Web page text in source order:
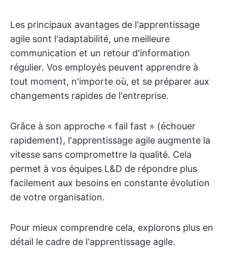
Les principaux avantages de l'apprentissage
agile sont l'adaptabilité, une meilleure
communication et un retour d'information
régulier. Vos employés peuvent apprendre à
tout moment, n'importe où, et se préparer aux
changements rapides de l'entreprise.
Grâce à son approche « fail fast » (échouer
rapidement), l'apprentissage agile augmente la
vitesse sans compromettre la qualité. Cela
permet à vos équipes L&D de répondre plus
facilement aux besoins en constante évolution
de votre organisation.
Pour mieux comprendre cela, explorons plus en
détail le cadre de l'apprentissage agile.